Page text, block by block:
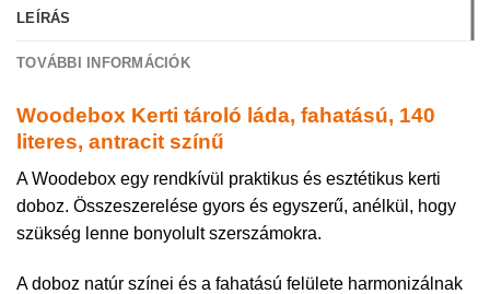
LEÍRÁS
TOVÁBBI INFORMÁCIÓK
Woodebox Kerti tároló láda, fahatású, 140
literes, antracit színű
A Woodebox egy rendkívül praktikus és esztétikus kerti
doboz. Összeszerelése gyors és egyszerű, anélkül, hogy
szükség lenne bonyolult szerszámokra.
A doboz natúr színei és a fahatású felülete harmonizálnak